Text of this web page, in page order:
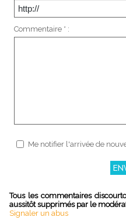
Commentaire * :
Me notifier l'arrivée de
Tous les commentaires
aussitôt supprimés par le
Signaler un abus